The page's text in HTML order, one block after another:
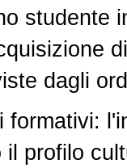
studente
dagli
formativi:
il profilo